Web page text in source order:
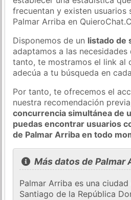
frecuentan y existen usuarios
Palmar Arriba en
Disponemos de un listado de
adaptamos a las
tanto, te mostramos el link al
adecúa a tu búsqueda en
Por tanto, te ofrecemos el
nuestra recomendación
concurrencia simultánea de
puedas encontrar usuarios
de Palmar Arriba en todo
Más datos de Palmar
Palmar Arriba es una
Santiago de la República